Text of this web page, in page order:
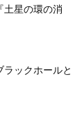
星の環の消
ックホールと